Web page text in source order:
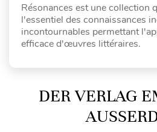
Résonances est une collection
l'essentiel des connaissances
incontournables permettant
efficace d'œuvres littéraires.
DER VERLAG